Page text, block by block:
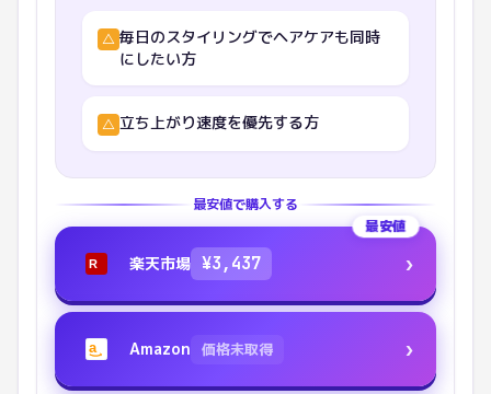
△ 毎日のスタイリングでヘアケアも同時
にしたい方
△ 立ち上がり速度を優先する方
最安値で購入する
最安値
R 楽天市場 ¥3,437 ›
a Amazon 価格未取得 ›